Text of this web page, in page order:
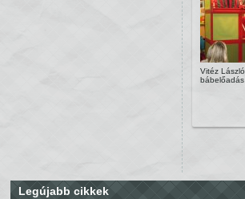
Vitéz László
bábelőadás
Legújabb cikkek